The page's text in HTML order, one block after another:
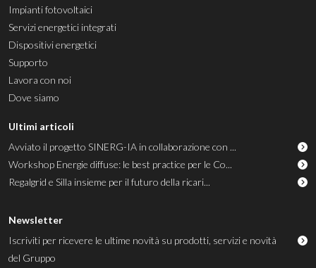
Impianti fotovoltaici
Servizi energetici integrati
Dispositivi energetici
Supporto
Lavora con noi
Dove siamo
Ultimi articoli
Avviato il progetto SINERG-IA in collaborazione con ...
Workshop Energie diffuse: le best practice per le Co...
Regalgrid e Silla insieme per il futuro della ricari...
Newsletter
Iscriviti per ricevere le ultime novità su prodotti, servizi e novità
del Gruppo